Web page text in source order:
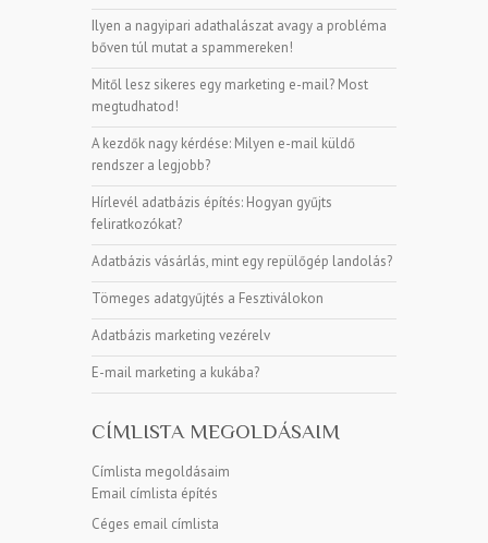
Ilyen a nagyipari adathalászat avagy a probléma
bőven túl mutat a spammereken!
Mitől lesz sikeres egy marketing e-mail? Most
megtudhatod!
A kezdők nagy kérdése: Milyen e-mail küldő
rendszer a legjobb?
Hírlevél adatbázis építés: Hogyan gyűjts
feliratkozókat?
Adatbázis vásárlás, mint egy repülőgép landolás?
Tömeges adatgyűjtés a Fesztiválokon
Adatbázis marketing vezérelv
E-mail marketing a kukába?
CÍMLISTA MEGOLDÁSAIM
Címlista megoldásaim
Email címlista építés
Céges email címlista